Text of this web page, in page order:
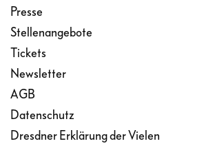
Presse
Stellenangebote
Tickets
Newsletter
AGB
Datenschutz
Dresdner Erklärung der Vielen